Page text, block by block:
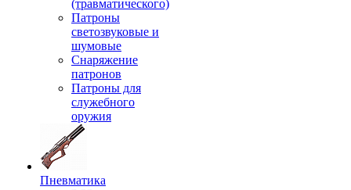
(травматического)
Патроны
светозвуковые и
шумовые
Снаряжение
патронов
Патроны для
служебного
оружия
Пневматика